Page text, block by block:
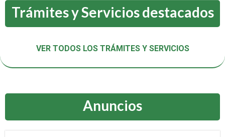
Trámites y Servicios destacados
VER TODOS LOS TRÁMITES Y SERVICIOS
Anuncios